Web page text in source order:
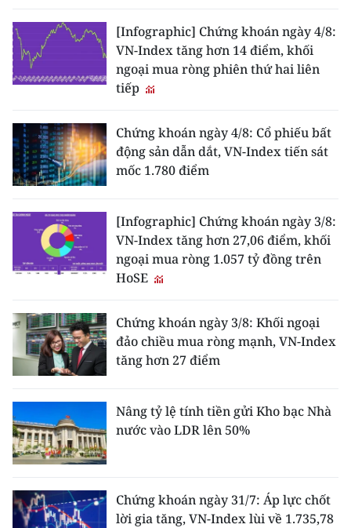
[Infographic] Chứng khoán ngày 4/8:
VN-Index tăng hơn 14 điểm, khối
ngoại mua ròng phiên thứ hai liên
tiếp
Chứng khoán ngày 4/8: Cổ phiếu bất
động sản dẫn dắt, VN-Index tiến sát
mốc 1.780 điểm
[Infographic] Chứng khoán ngày 3/8:
VN-Index tăng hơn 27,06 điểm, khối
ngoại mua ròng 1.057 tỷ đồng trên
HoSE
Chứng khoán ngày 3/8: Khối ngoại
đảo chiều mua ròng mạnh, VN-Index
tăng hơn 27 điểm
Nâng tỷ lệ tính tiền gửi Kho bạc Nhà
nước vào LDR lên 50%
Chứng khoán ngày 31/7: Áp lực chốt
lời gia tăng, VN-Index lùi về 1.735,78